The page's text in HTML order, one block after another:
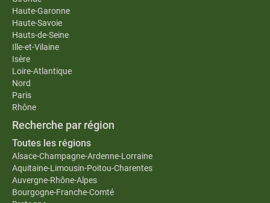
Haute-Garonne
Haute-Savoie
Hauts-de-Seine
Ille-et-Vilaine
Isère
Loire-Atlantique
Nord
Paris
Rhône
Recherche par région
Toutes les régions
Alsace-Champagne-Ardenne-Lorraine
Aquitaine-Limousin-Poitou-Charentes
Auvergne-Rhône-Alpes
Bourgogne-Franche-Comté